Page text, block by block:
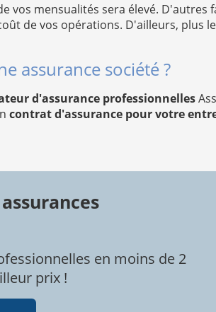
vos mensualités sera élevé.
de vos opérations. D'ailleurs, plus
assurance société ?
d'assurance professionnelles
contrat d'assurance pour votre
en moins de 2
prix !